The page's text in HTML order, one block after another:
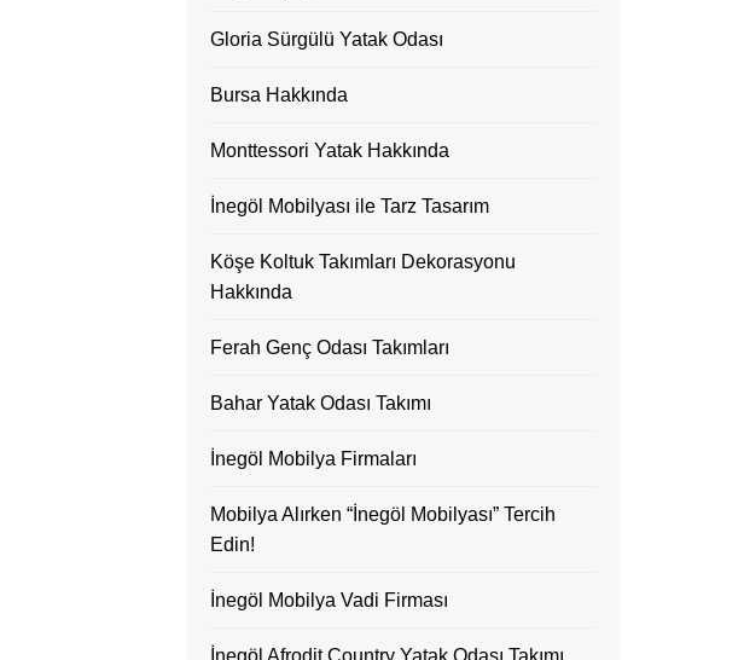
Gloria Sürgülü Yatak Odası
Bursa Hakkında
Monttessori Yatak Hakkında
İnegöl Mobilyası ile Tarz Tasarım
Köşe Koltuk Takımları Dekorasyonu
Hakkında
Ferah Genç Odası Takımları
Bahar Yatak Odası Takımı
İnegöl Mobilya Firmaları
Mobilya Alırken “İnegöl Mobilyası” Tercih
Edin!
İnegöl Mobilya Vadi Firması
İnegöl Afrodit Country Yatak Odası Takımı